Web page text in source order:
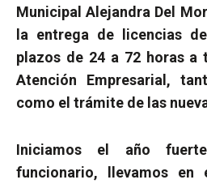
Municipal Alejandra Del
la entrega de licencias
plazos de 24 a 72 horas a
Atención Empresarial,
como el trámite de las
Iniciamos el año
funcionario, llevamos en